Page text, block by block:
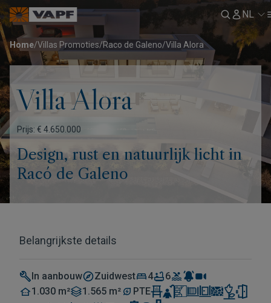
NL
Home/Villas Promoties/Raco de Galeno/Villa Alora
Villa Alora
Prijs: € 4.650.000
Design, rust en natuurlijk licht in
Racó de Galeno
Belangrijkste details
In aanbouw Zuidwest 4
6
1.030 m²
1.565 m² PTE